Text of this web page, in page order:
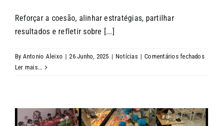
Reforçar a coesão, alinhar estratégias, partilhar
resultados e refletir sobre [...]
By Antonio Aleixo | 26 Junho, 2025 | Notícias | Comentários fechadosem
do
Ler mais...